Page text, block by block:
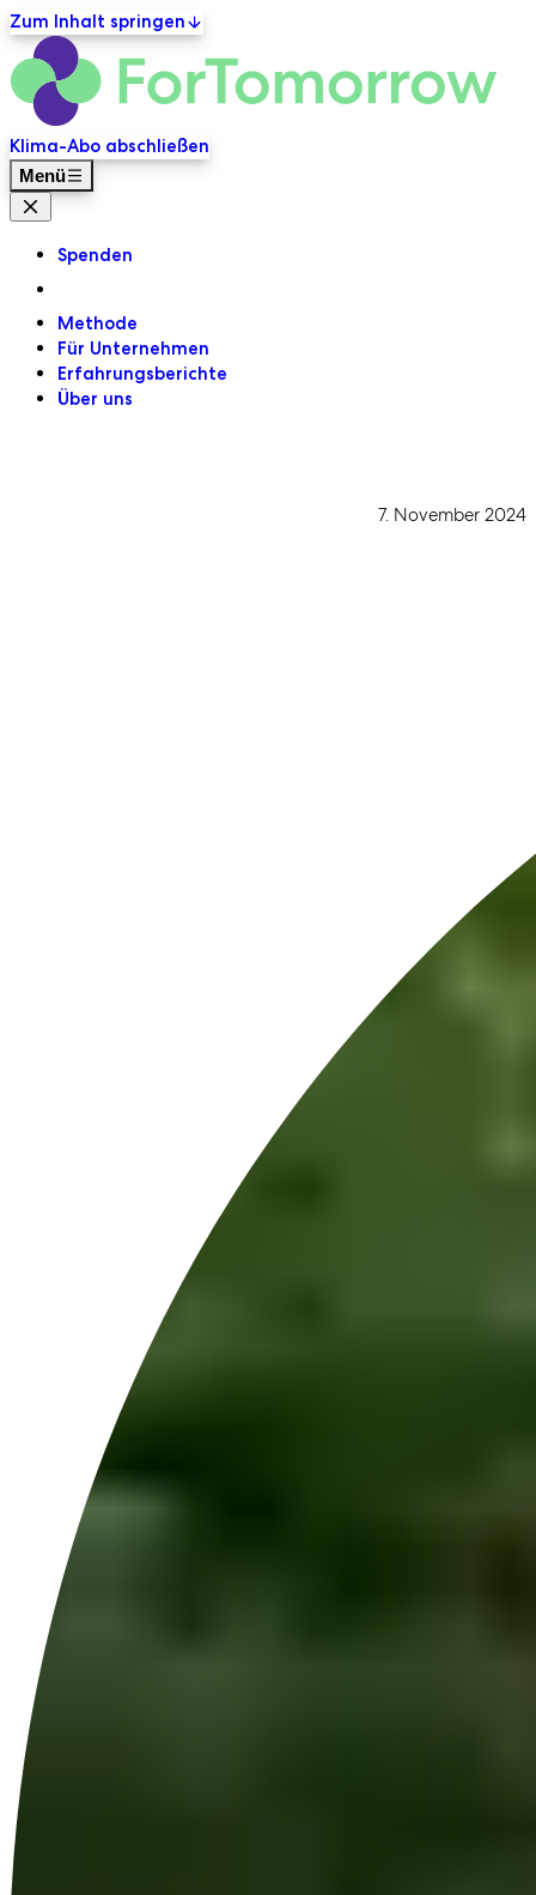
Zum Inhalt springen
Primäre Navigation
Klima-Abo abschließen
Menü
Menü Schließen
Spenden
Methode
Für Unternehmen
Erfahrungsberichte
Über uns
7. November 2024